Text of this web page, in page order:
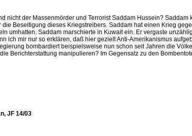
nicht der Massenmörder und Terrorist Saddam Hussein?
Beseitigung dieses Kriegstreibers. Saddam hat einen Krieg
umhatten. Saddam marschierte in Kuwait ein. Er vergaste
ich mir nur so erklären, daß hier gezielt Anti-Amerikanismus
bombardiert beispielsweise nun schon seit Jahren die
Berichterstattung manipulieren? Im Gegensatz zu den
JF 14/03